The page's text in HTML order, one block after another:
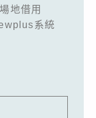
場地借用
系統